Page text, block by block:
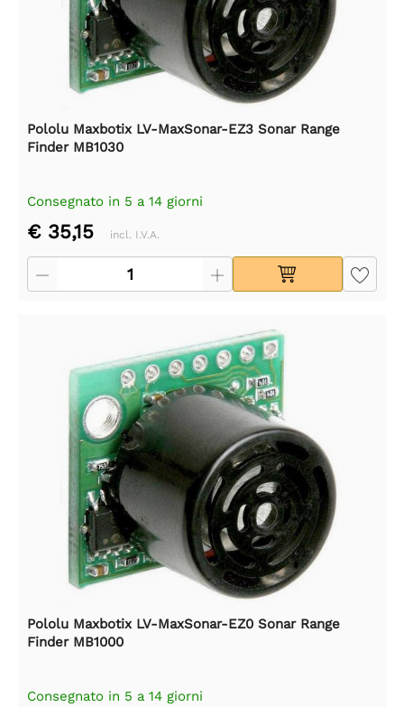
Pololu Maxbotix LV-MaxSonar-EZ3 Sonar Range
Finder MB1030
Consegnato in 5 a 14 giorni
€ 35,15 incl. I.V.A.
Pololu Maxbotix LV-MaxSonar-EZ0 Sonar Range
Finder MB1000
Consegnato in 5 a 14 giorni